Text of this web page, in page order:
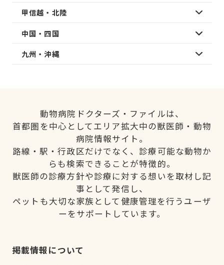
甲信越・北陸
中国・四国
九州・沖縄
動物病院ドクターズ・ファイルは、
首都圏を中心としてエリア拡大中の獣医師・動物
病院情報サイト。
路線・駅・行政区だけでなく、診療可能な動物か
らも検索できることが特徴的。
獣医師の診療方針や診療に対する想いを取材し記
事として発信し、
ペットも大切な家族として健康管理を行うユーザ
ーをサポートしています。
掲載情報について